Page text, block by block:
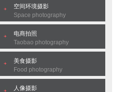
空间环境摄影
Space photography
电商拍照
Taobao photography
美食摄影
Food photography
人像摄影